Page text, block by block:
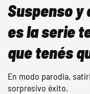
Suspenso y
es la serie
que tenés
En modo parodia,
sorpresivo éxito.